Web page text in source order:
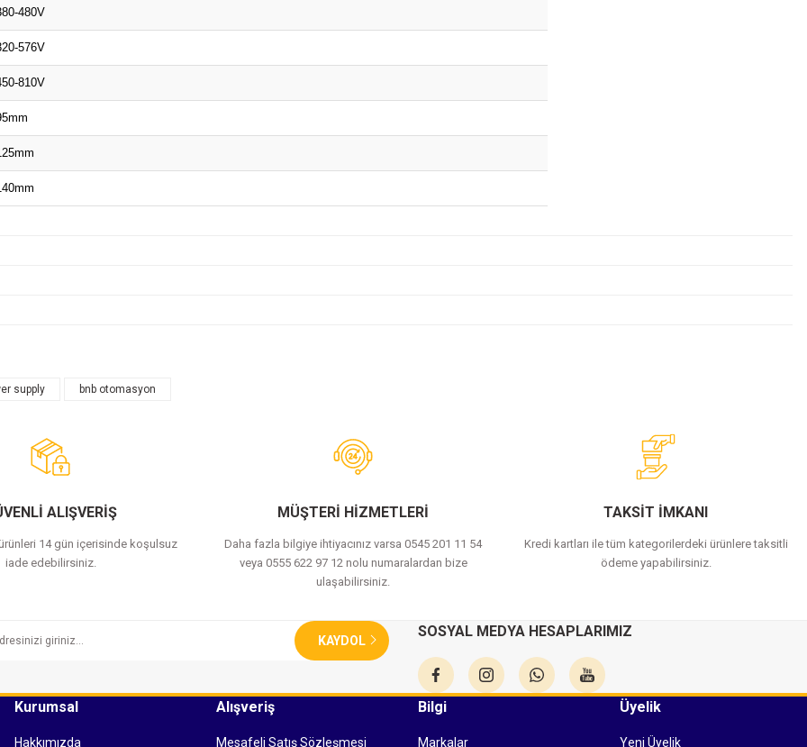
480V
576V
810V
supply bnb otomasyon
ALIŞVERİŞ
ürünleri 14 gün içerisinde koşulsuz
iade edebilirsiniz.
MÜŞTERİ HİZMETLERİ
Daha fazla bilgiye ihtiyacınız varsa 0545 201 11 54
veya 0555 622 97 12 nolu numaralardan bize
ulaşabilirsiniz.
TAKSİT İMKANI
Kredi kartları ile tüm kategorilerdeki ürünlere taksitli
ödeme yapabilirsiniz.
KAYDOL
SOSYAL MEDYA HESAPLARIMIZ
Kurumsal
Hakkımızda
Alışveriş
Mesafeli Satış Sözleşmesi
Bilgi
Markalar
Üyelik
Yeni Üyelik